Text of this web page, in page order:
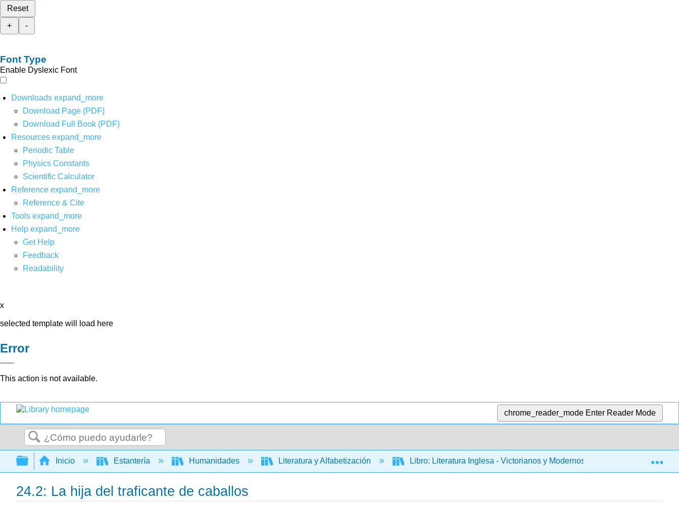
Reset
+
-
Font Type
Enable Dyslexic Font
Downloads expand_more
Download Page (PDF)
Download Full Book (PDF)
Resources expand_more
Periodic Table
Physics Constants
Scientific Calculator
Reference expand_more
Reference & Cite
Tools expand_more
Help expand_more
Get Help
Feedback
Readability
x
selected template will load here
Error
This action is not available.
chrome_reader_mode Enter Reader Mode
Buscar
Expandir/contraer jerarquía global
Inicio Estantería Humanidades Literatura y Alfabetización Libro: Literatura Inglesa - Victorianos y Modernos (Sexton) 24:
24.2: La hija del traficante de caballos